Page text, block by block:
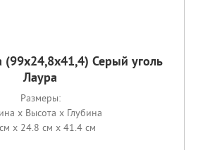
Серый уголь
Лаура
Размеры:
x Высота x Глубина
x 24.8 см x 41.4 см